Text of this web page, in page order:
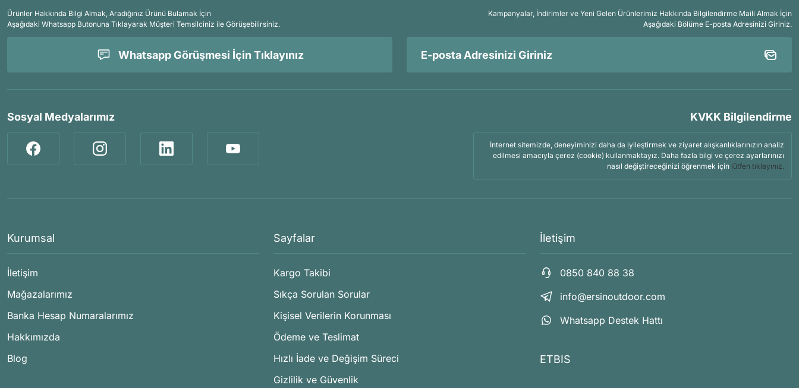
Ürünler Hakkında Bilgi Almak, Aradığınız Ürünü Bulamak İçin
Aşağıdaki Whatsapp Butonuna Tıklayarak Müşteri Temsilciniz ile Görüşebilirsiniz.
Whatsapp Görüşmesi İçin Tıklayınız
Kampanyalar, İndirimler ve Yeni Gelen Ürünlerimiz Hakkında Bilgilendirme Maili Almak İçin
Aşağıdaki Bölüme E-posta Adresinizi Giriniz.
Sosyal Medyalarımız KVKK Bilgilendirme
İnternet sitemizde, deneyiminizi daha da iyileştirmek ve ziyaret alışkanlıklarınızın analiz
edilmesi amacıyla çerez (cookie) kullanmaktayız. Daha fazla bilgi ve çerez ayarlarınızı
nasıl değiştireceğinizi öğrenmek için lütfen tıklayınız.
Kurumsal
İletişim
Mağazalarımız
Banka Hesap Numaralarımız
Hakkımızda
Blog
Sayfalar
Kargo Takibi
Sıkça Sorulan Sorular
Kişisel Verilerin Korunması
Ödeme ve Teslimat
Hızlı İade ve Değişim Süreci
Gizlilik ve Güvenlik
İletişim
0850 840 88 38
info@ersinoutdoor.com
Whatsapp Destek Hattı
ETBIS